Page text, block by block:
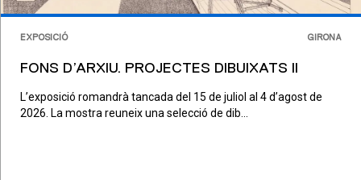
EXPOSICIÓ GIRONA
FONS D’ARXIU. PROJECTES DIBUIXATS II
L’exposició romandrà tancada del 15 de juliol al 4 d’agost de
2026. La mostra reuneix una selecció de dib...